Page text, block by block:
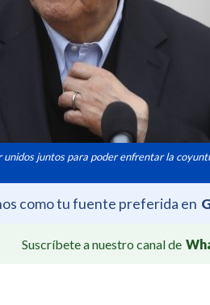
juntos para poder enfrentar la
como tu fuente preferida en
Suscríbete a nuestro canal de